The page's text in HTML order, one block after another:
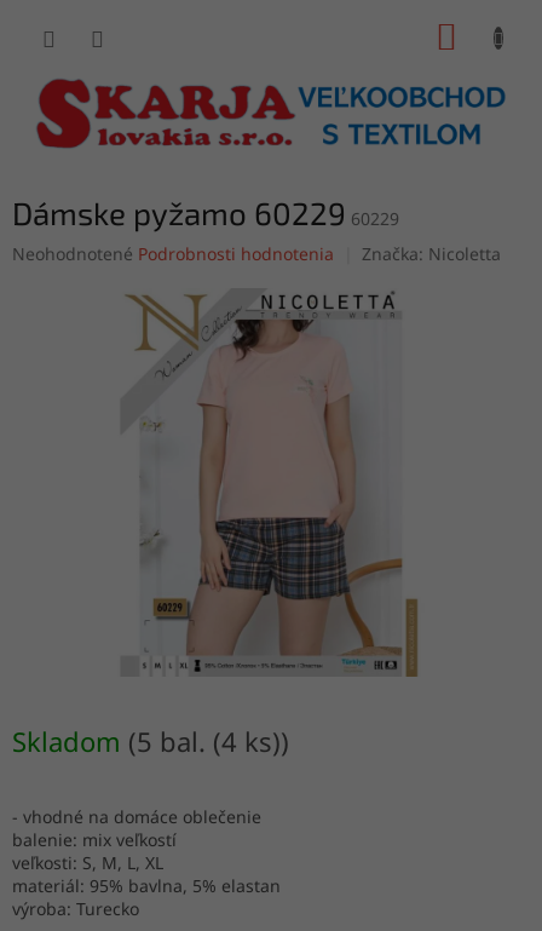
Dámske pyžamo 60229 60229
Priemerné
Neohodnotené Podrobnosti hodnotenia Značka: Nicoletta
Skladom (5 bal. (4 ks))
- vhodné na domáce oblečenie
balenie: mix veľkostí
veľkosti: S, M, L, XL
materiál: 95% bavlna, 5% elastan
výroba: Turecko